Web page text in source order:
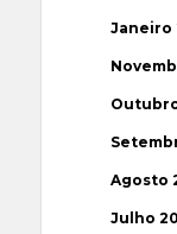
Janeiro
Agosto
Julho